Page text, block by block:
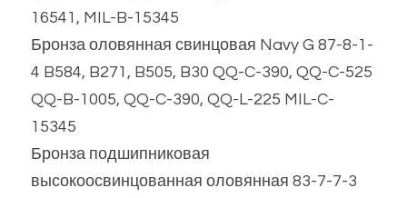
16541, MIL-B-15345
Бронза оловянная свинцовая Navy G 87-8-1-
4 B584, B271, B505, B30 QQ-C-390, QQ-C-525
QQ-B-1005, QQ-C-390, QQ-L-225 MIL-C-
15345
Бронза подшипниковая
высокоосвинцованная оловянная 83-7-7-3